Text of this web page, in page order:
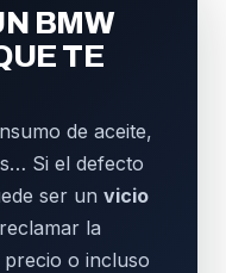
BMW
TE
de aceite,
Si el defecto
ser un vicio
la
o incluso